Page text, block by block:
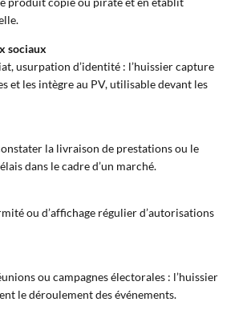
sociaux
usurpation d’identité : l’huissier capture
et les intègre au PV, utilisable devant les
la livraison de prestations ou le
dans le cadre d’un marché.
ou d’affichage régulier d’autorisations
ou campagnes électorales : l’huissier
le déroulement des événements.